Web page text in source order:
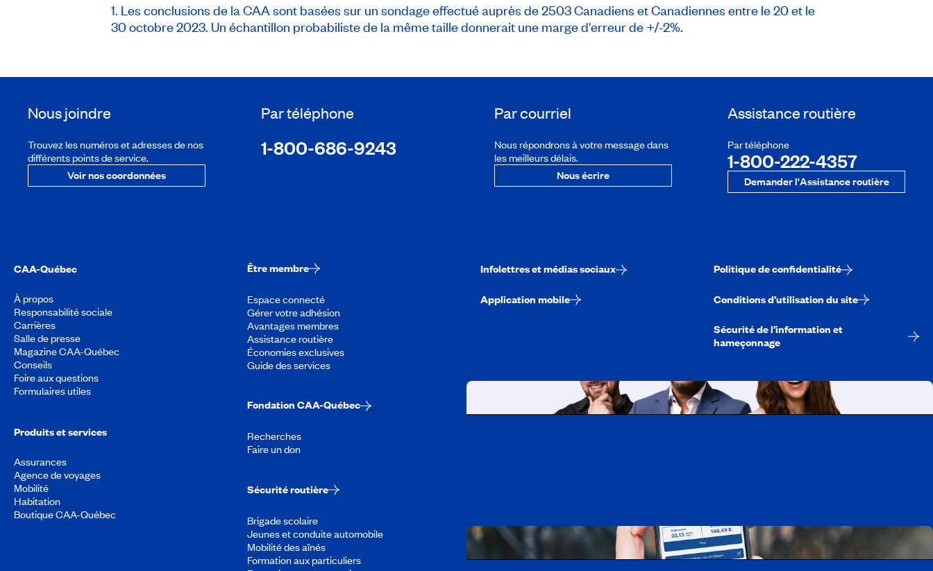
1. Les conclusions de la CAA sont basées sur un sondage effectué auprès de 2503 Canadiens et Canadiennes entre le 20 et le
30 octobre 2023. Un échantillon probabiliste de la même taille donnerait une marge d'erreur de +/-2%.
Nous joindre
Trouvez les numéros et adresses de nos
différents points de service.
Voir nos coordonnées
Par téléphone
1-800-686-9243
Par courriel
Nous répondrons à votre message dans
les meilleurs délais.
Nous écrire
Assistance routière
Par téléphone
1-800-222-4357
Demander l'Assistance routière
CAA-Québec
À propos
Responsabilité sociale
Carrières
Salle de presse
Magazine CAA-Québec
Conseils
Foire aux questions
Formulaires utiles
Produits et services
Assurances
Agence de voyages
Mobilité
Habitation
Boutique CAA-Québec
Être membre
Espace connecté
Gérer votre adhésion
Avantages membres
Assistance routière
Économies exclusives
Guide des services
Fondation CAA-Québec
Recherches
Faire un don
Sécurité routière
Brigade scolaire
Jeunes et conduite automobile
Mobilité des aînés
Formation aux particuliers
Infolettres et médias sociaux
Application mobile
Politique de confidentialité
Conditions d’utilisation du site
Sécurité de l’information et
hameçonnage